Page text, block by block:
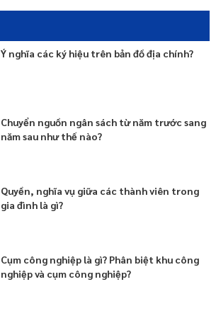
Ý nghĩa các ký hiệu trên bản đồ địa chính?
Chuyển nguồn ngân sách từ năm trước sang
năm sau như thế nào?
Quyền, nghĩa vụ giữa các thành viên trong
gia đình là gì?
Cụm công nghiệp là gì? Phân biệt khu công
nghiệp và cụm công nghiệp?